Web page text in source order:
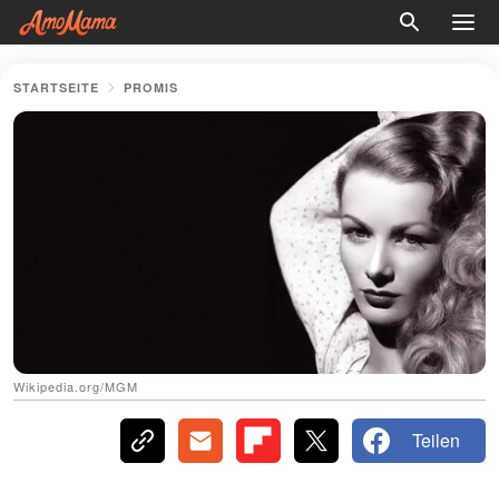
STARTSEITE PROMIS
Wikipedia.org/MGM
Teilen